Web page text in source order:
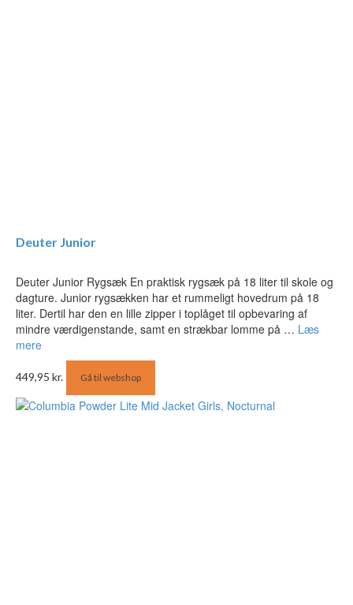
Deuter Junior
Deuter Junior Rygsæk En praktisk rygsæk på 18 liter til skole og
dagture. Junior rygsækken har et rummeligt hovedrum på 18
liter. Dertil har den en lille zipper i toplåget til opbevaring af
mindre værdigenstande, samt en strækbar lomme på … Læs
mere
449,95 kr. Gå til webshop